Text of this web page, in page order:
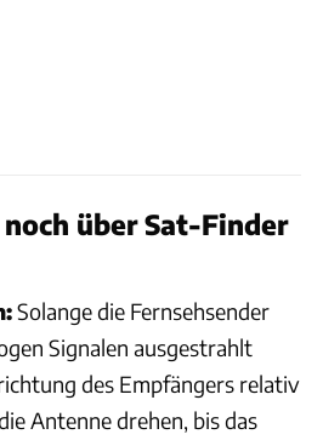
über Sat-Finder
Solange die Fernsehsender
Signalen ausgestrahlt
des Empfängers ­relativ
Antenne drehen, bis das